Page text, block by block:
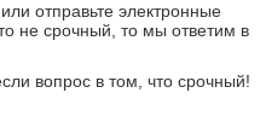
отправьте электронные
не срочный, то мы ответим в
вопрос в том, что срочный!